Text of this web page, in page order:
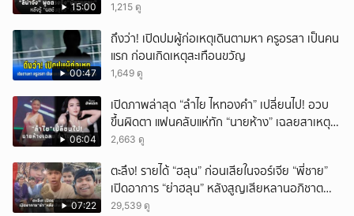
15:00 1,215 ดู
00:47
ถึงว่า! เปิดปมผู้ก่อเหตุเดินตามหา ครูอรสา เป็นคน
แรก ก่อนเกิดเหตุสะเทือนขวัญ
1,649 ดู
06:04
เปิดภาพล่าสุด “ลำไย ไหทองคำ” เปลี่ยนไป! อวบ
ขึ้นผิดตา แฟนคลับแห่ทัก “นายห้าง” เฉลยสาเหตุ
ชัด!
2,663 ดู
07:22
ตะลึง! รายได้ “ฮลุน” ก่อนเสียในจอร์เจีย “พี่ชาย”
เปิดอาการ “ย่าฮลุน” หลังสูญเสียหลานอภิชาต
บุตร!
29,539 ดู